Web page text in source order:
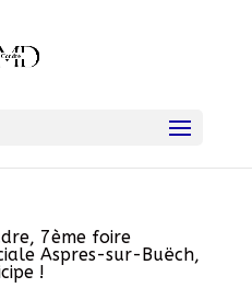
7ème foire
Aspres-sur-Buëch,
!